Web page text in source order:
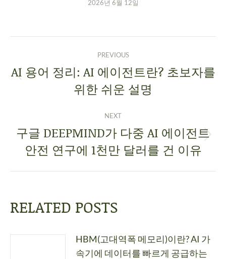
2026년 6월 12일
PREVIOUS
AI 용어 정리: AI 에이전트란? 초보자를
위한 쉬운 설명
NEXT
구글 DEEPMIND가 다중 AI 에이전트
안전 연구에 1천만 달러를 건 이유
RELATED POSTS
HBM(고대역폭 메모리)이란? AI 가
속기에 데이터를 빠르게 공급하는